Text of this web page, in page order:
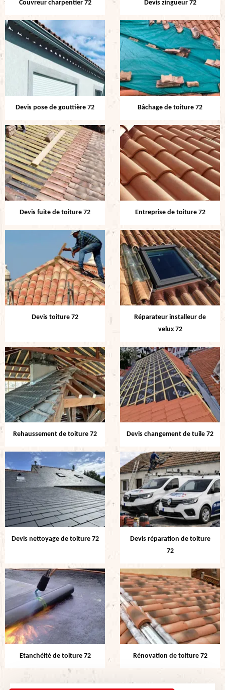
Couvreur charpentier 72 Devis zingueur 72
Devis pose de gouttière 72 Bâchage de toiture 72
Devis fuite de toiture 72 Entreprise de toiture 72
Devis toiture 72
Réparateur installeur de
velux 72
Rehaussement de toiture 72 Devis changement de tuile 72
Devis nettoyage de toiture 72
Devis réparation de toiture
72
Etanchéité de toiture 72 Rénovation de toiture 72